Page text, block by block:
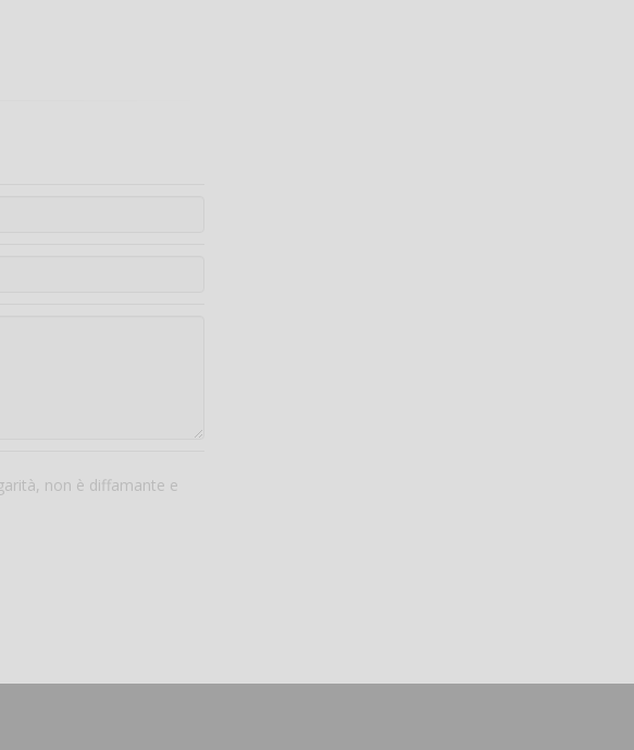
non è diffamante e